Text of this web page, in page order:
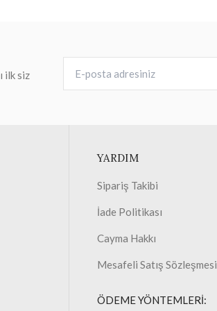
ilk siz
YARDIM
Sipariş Takibi
İade Politikası
Cayma Hakkı
Mesafeli Satış Sözleşmesi
ÖDEME YÖNTEMLERİ: